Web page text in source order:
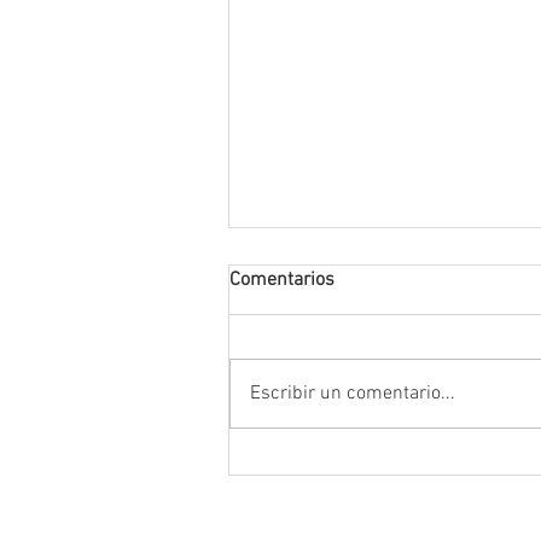
Comentarios
Escribir un comentario...